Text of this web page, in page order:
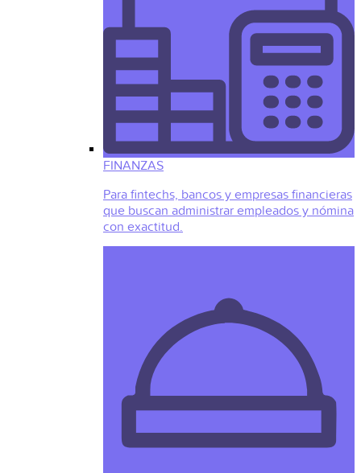
FINANZAS
Para fintechs, bancos y empresas financieras
que buscan administrar empleados y nómina
con exactitud.